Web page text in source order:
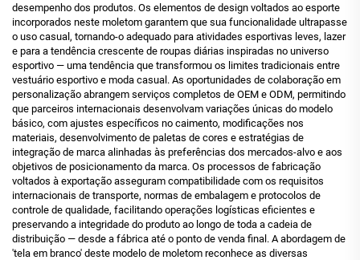
desempenho dos produtos. Os elementos de design voltados ao esporte
incorporados neste moletom garantem que sua funcionalidade ultrapasse
o uso casual, tornando-o adequado para atividades esportivas leves, lazer
e para a tendência crescente de roupas diárias inspiradas no universo
esportivo — uma tendência que transformou os limites tradicionais entre
vestuário esportivo e moda casual. As oportunidades de colaboração em
personalização abrangem serviços completos de OEM e ODM, permitindo
que parceiros internacionais desenvolvam variações únicas do modelo
básico, com ajustes específicos no caimento, modificações nos
materiais, desenvolvimento de paletas de cores e estratégias de
integração de marca alinhadas às preferências dos mercados-alvo e aos
objetivos de posicionamento da marca. Os processos de fabricação
voltados à exportação asseguram compatibilidade com os requisitos
internacionais de transporte, normas de embalagem e protocolos de
controle de qualidade, facilitando operações logísticas eficientes e
preservando a integridade do produto ao longo de toda a cadeia de
distribuição — desde a fábrica até o ponto de venda final. A abordagem de
'tela em branco' deste modelo de moletom reconhece as diversas